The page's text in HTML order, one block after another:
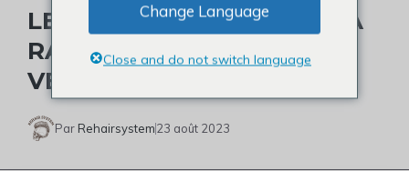
LES SECRETS DERRIÈRE LA
RACINE DES CHEVEUX DE
VEGETA
Par Rehairsystem23 août 2023
Change Language
Close and do not switch language